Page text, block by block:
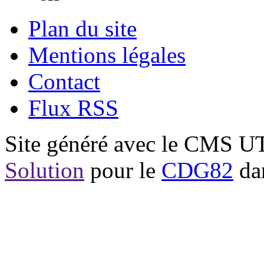
Plan du site
Mentions légales
Contact
Flux RSS
Site généré avec le CMS
Solution pour le CDG82